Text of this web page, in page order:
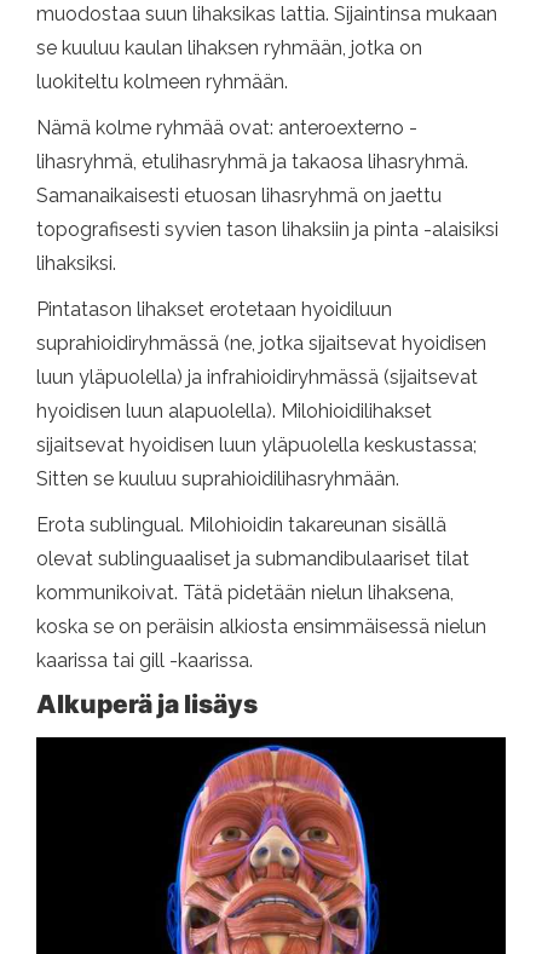
muodostaa suun lihaksikas lattia. Sijaintinsa mukaan
se kuuluu kaulan lihaksen ryhmään, jotka on
luokiteltu kolmeen ryhmään.
Nämä kolme ryhmää ovat: anteroexterno -
lihasryhmä, etulihasryhmä ja takaosa lihasryhmä.
Samanaikaisesti etuosan lihasryhmä on jaettu
topografisesti syvien tason lihaksiin ja pinta -alaisiksi
lihaksiksi.
Pintatason lihakset erotetaan hyoidiluun
suprahioidiryhmässä (ne, jotka sijaitsevat hyoidisen
luun yläpuolella) ja infrahioidiryhmässä (sijaitsevat
hyoidisen luun alapuolella). Milohioidilihakset
sijaitsevat hyoidisen luun yläpuolella keskustassa;
Sitten se kuuluu suprahioidilihasryhmään.
Erota sublingual. Milohioidin takareunan sisällä
olevat sublinguaaliset ja submandibulaariset tilat
kommunikoivat. Tätä pidetään nielun lihaksena,
koska se on peräisin alkiosta ensimmäisessä nielun
kaarissa tai gill -kaarissa.
Alkuperä ja lisäys